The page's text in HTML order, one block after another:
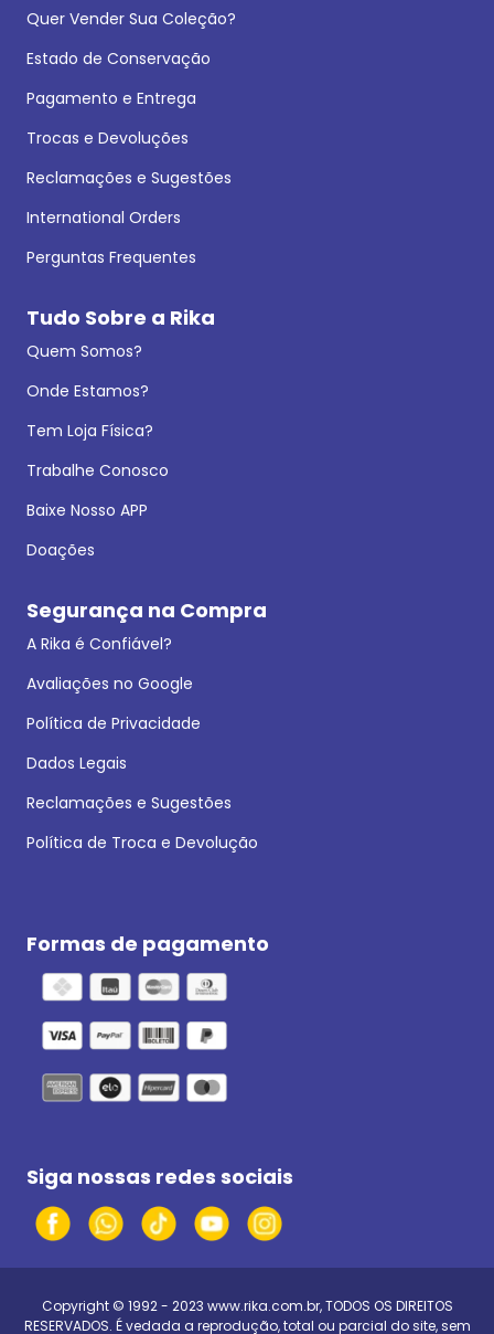
Quer Vender Sua Coleção?
Estado de Conservação
Pagamento e Entrega
Trocas e Devoluções
Reclamações e Sugestões
International Orders
Perguntas Frequentes
Tudo Sobre a Rika
Quem Somos?
Onde Estamos?
Tem Loja Física?
Trabalhe Conosco
Baixe Nosso APP
Doações
Segurança na Compra
A Rika é Confiável?
Avaliações no Google
Política de Privacidade
Dados Legais
Reclamações e Sugestões
Política de Troca e Devolução
Formas de pagamento
Siga nossas redes sociais
Copyright © 1992 - 2023 www.rika.com.br, TODOS OS DIREITOS
RESERVADOS. É vedada a reprodução, total ou parcial do site, sem